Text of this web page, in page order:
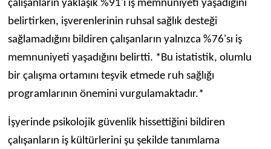
çalışanların yaklaşık %91'i iş memnuniyeti yaşadığını
belirtirken, işverenlerinin ruhsal sağlık desteği
sağlamadığını bildiren çalışanların yalnızca %76'sı iş
memnuniyeti yaşadığını belirtti. *Bu istatistik, olumlu
bir çalışma ortamını teşvik etmede ruh sağlığı
programlarının önemini vurgulamaktadır.*
İşyerinde psikolojik güvenlik hissettiğini bildiren
çalışanların iş kültürlerini şu şekilde tanımlama